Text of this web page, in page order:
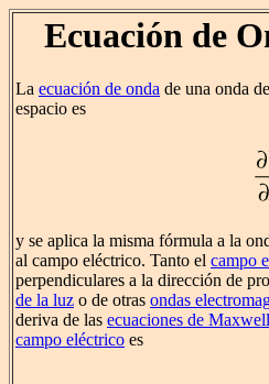
Ecuación de
La ecuación de onda de una onda
espacio es
y se aplica la misma fórmula a la
al campo eléctrico. Tanto el campo
perpendiculares a la dirección de
de la luz o de otras ondas
deriva de las ecuaciones de Maxwell
campo eléctrico es